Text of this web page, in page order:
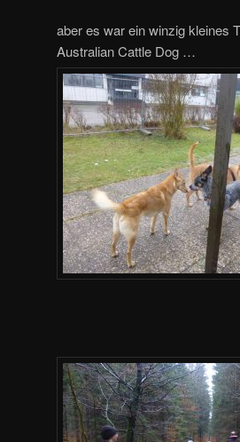
aber es war ein winzig kleines
Australian Cattle Dog …